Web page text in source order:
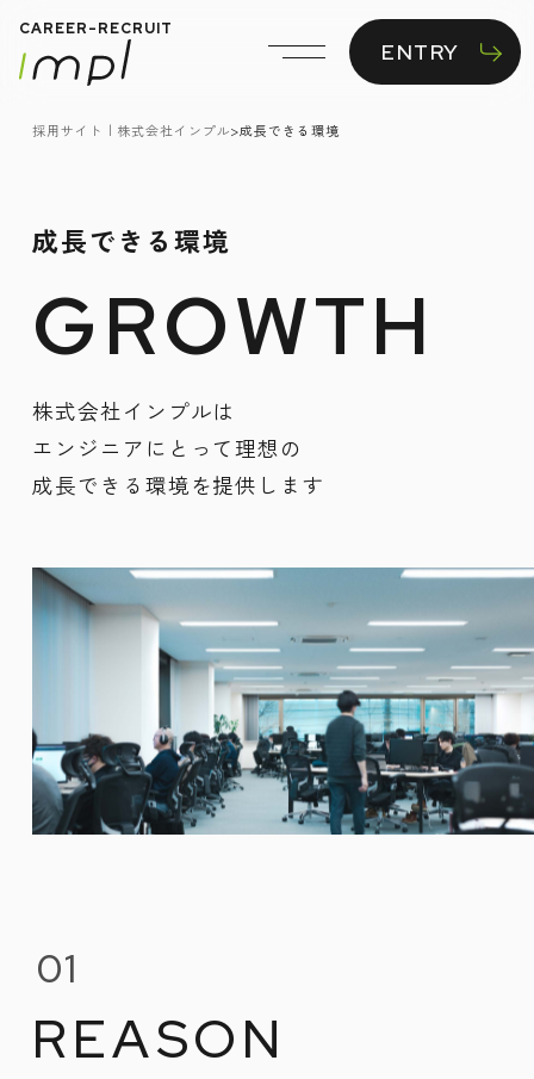
CAREER-RECRUIT
ENTRY
採用サイト | 株式会社インプル>成長できる環境
成長できる環境
GROWTH
株式会社インプルは
エンジニアにとって理想の
成長できる環境を提供します
01
REASON